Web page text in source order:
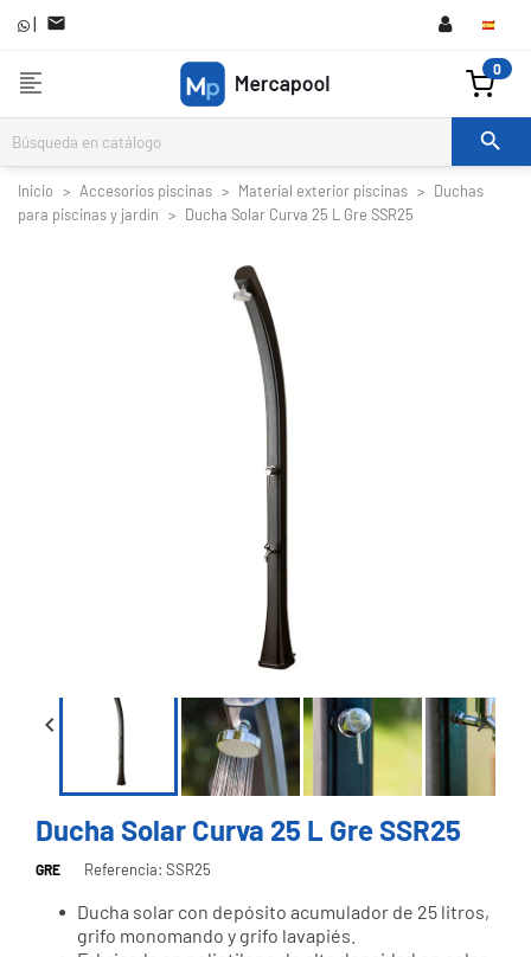
| 
format_align_left 0

Inicio Accesorios piscinas Material exterior piscinas
Duchas
para piscinas y jardín
Ducha Solar Curva 25 L Gre SSR25
 
Ducha Solar Curva 25 L Gre SSR25
GRE Referencia: SSR25
Ducha solar con depósito acumulador de 25 litros,
grifo monomando y grifo lavapiés.